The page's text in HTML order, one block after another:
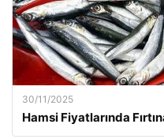
30/11/2025
Hamsi Fiyatlarında